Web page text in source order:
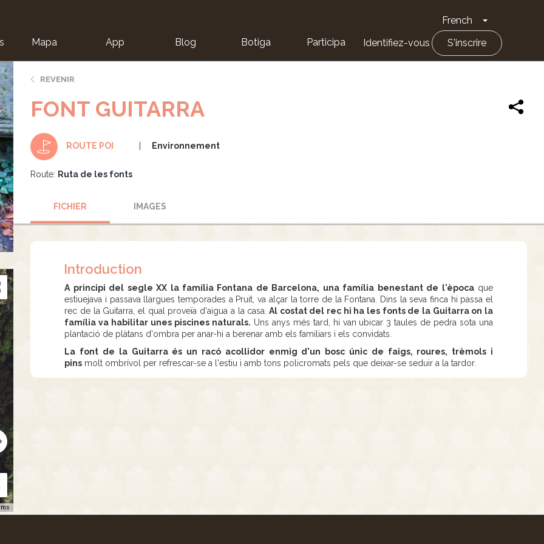
French Toggle
Mapa App Blog Botiga Participa Identifiez-vous S'inscrire
REVENIR
FONT GUITARRA
ROUTE POI Environnement
Route: Ruta de les fonts
FICHIER IMAGES
Introduction
A principi del segle XX la família Fontana de Barcelona, una família benestant de l'èpocaque
estiuejava i passava llargues temporades a Pruit, va alçar la torre de la Fontana. Dins la seva finca hi passa el
rec de la Guitarra, el qual proveïa d'aigua a la casa. Al costat del rec hi ha les fonts de la Guitarra on la
família va habilitar unes piscines naturals. Uns anys més tard, hi van ubicar 3 taules de pedra sota una
plantació de plàtans d'ombra per anar-hi a berenar amb els familiars i els convidats.
La font de la Guitarra és un racó acollidor enmig d'un bosc únic de faigs, roures, trèmols i
pins molt ombrívol per refrescar-se a l'estiu i amb tons policromats pels que deixar-se seduir a la tardor.